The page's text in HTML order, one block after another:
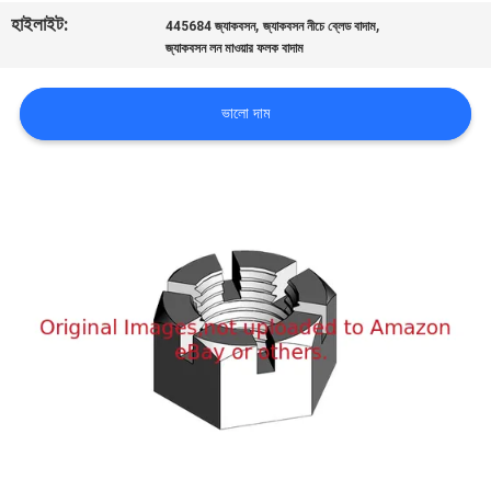
উদ্ধৃতির
আবেদন
POLICY
হাইলাইট:
445684 জ্যাকবসন,জ্যাকবসন নীচে ব্লেড বাদাম,
জ্যাকবসন লন মাওয়ার ফলক বাদাম
ভালো দাম